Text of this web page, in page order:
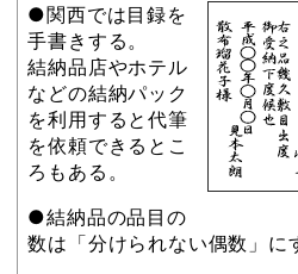
●関西では目録を
手書きする。
結納品店やホテル
などの結納パック
を利用すると代筆
を依頼できるとこ
ろもある。
●結納品の品目の
数は「分けられない偶数」に